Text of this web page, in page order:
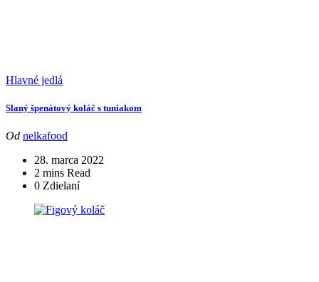
Hlavné jedlá
Slaný špenátový koláč s tuniakom
Od nelkafood
28. marca 2022
2 mins Read
0 Zdielaní